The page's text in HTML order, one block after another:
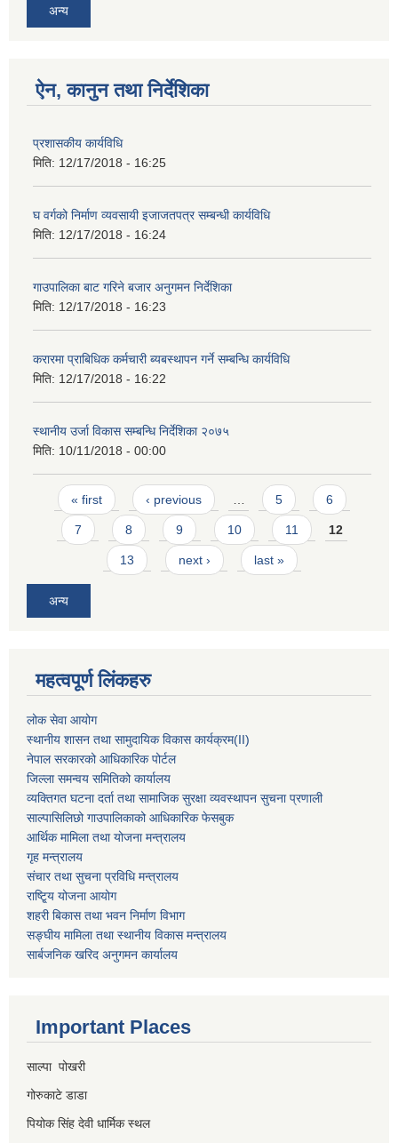
अन्य
ऐन, कानुन तथा निर्देशिका
प्रशासकीय कार्यविधि
मिति: 12/17/2018 - 16:25
घ वर्गको निर्माण व्यवसायी इजाजतपत्र सम्बन्धी कार्यविधि
मिति: 12/17/2018 - 16:24
गाउपालिका बाट गरिने बजार अनुगमन निर्देशिका
मिति: 12/17/2018 - 16:23
करारमा प्राबिधिक कर्मचारी ब्यबस्थापन गर्ने सम्बन्धि कार्यविधि
मिति: 12/17/2018 - 16:22
स्थानीय उर्जा विकास सम्बन्धि निर्देशिका २०७५
मिति: 10/11/2018 - 00:00
Pages
« first ‹ previous 5 6
7 8 9 10 11 12
13 next › last »
अन्य
महत्वपूर्ण लिंकहरु
लोक सेवा आयोग
स्थानीय शासन तथा सामुदायिक विकास कार्यक्रम(II)
नेपाल सरकारको आधिकारिक पोर्टल
जिल्ला समन्वय समितिको कार्यालय
व्यक्तिगत घटना दर्ता तथा सामाजिक सुरक्षा व्यवस्थापन सुचना प्रणाली
साल्पासिलिछो गाउपालिकाको आधिकारिक फेसबुक
आर्थिक मामिला तथा योजना मन्त्रालय
गृह मन्त्रालय
संचार तथा सुचना प्रविधि मन्त्रालय
राष्टि्ृय योजना आयोग
शहरी बिकास तथा भवन निर्माण विभाग
सङ्घीय मामिला तथा स्थानीय विकास मन्त्रालय
सार्बजनिक खरिद अनुगमन कार्यालय
Important Places
साल्पा पोखरी
गोरुकाटे डाडा
पियोक सिंह देवी धार्मिक स्थल